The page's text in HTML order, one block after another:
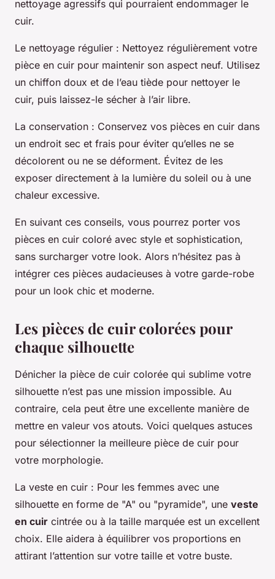
nettoyage agressifs qui pourraient endommager le
cuir.
Le nettoyage régulier : Nettoyez régulièrement votre
pièce en cuir pour maintenir son aspect neuf. Utilisez
un chiffon doux et de l’eau tiède pour nettoyer le
cuir, puis laissez-le sécher à l’air libre.
La conservation : Conservez vos pièces en cuir dans
un endroit sec et frais pour éviter qu’elles ne se
décolorent ou ne se déforment. Évitez de les
exposer directement à la lumière du soleil ou à une
chaleur excessive.
En suivant ces conseils, vous pourrez porter vos
pièces en cuir coloré avec style et sophistication,
sans surcharger votre look. Alors n’hésitez pas à
intégrer ces pièces audacieuses à votre garde-robe
pour un look chic et moderne.
Les pièces de cuir colorées pour
chaque silhouette
Dénicher la pièce de cuir colorée qui sublime votre
silhouette n’est pas une mission impossible. Au
contraire, cela peut être une excellente manière de
mettre en valeur vos atouts. Voici quelques astuces
pour sélectionner la meilleure pièce de cuir pour
votre morphologie.
La veste en cuir : Pour les femmes avec une
silhouette en forme de "A" ou "pyramide", une veste
en cuir cintrée ou à la taille marquée est un excellent
choix. Elle aidera à équilibrer vos proportions en
attirant l’attention sur votre taille et votre buste.